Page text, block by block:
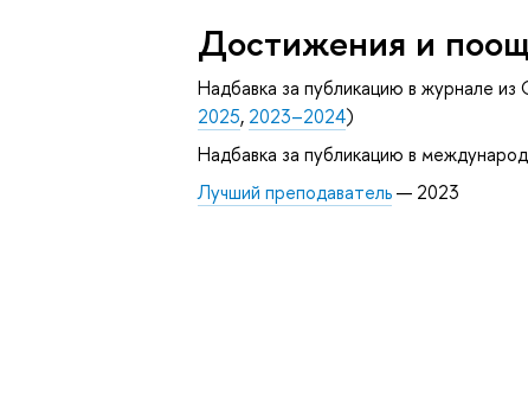
Достижения и
Надбавка за публикацию в журнале
2025, 2023–2024)
Надбавка за публикацию в
Лучший преподаватель— 2023